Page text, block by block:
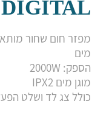
9. מחמם למקלחת HOTBOX PRO MAX
DIGITAL שחור
מפזר חום שחור
מים
הספק: 2000W
מוגן מים IPX2
כולל צג לד ושלט